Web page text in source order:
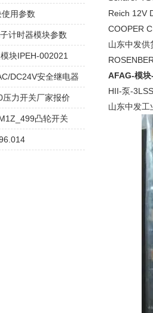
Reich 12V
COOPER
山东中发
AFAG-模
HII-泵-
山东中发工
用参数
计时器模块参数
块IPEH-002021
DC24V安全继电器
力开关厂家报价
凸轮开关